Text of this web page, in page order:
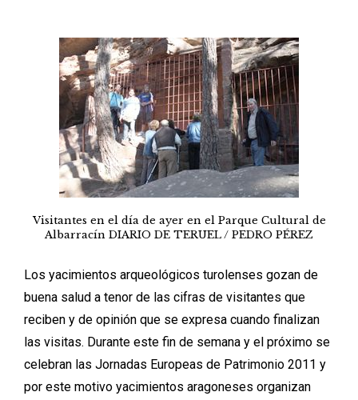
Visitantes en el día de ayer en el Parque Cultural de
Albarracín DIARIO DE TERUEL / PEDRO PÉREZ
Los yacimientos arqueológicos turolenses gozan de
buena salud a tenor de las cifras de visitantes que
reciben y de opinión que se expresa cuando finalizan
las visitas. Durante este fin de semana y el próximo se
celebran las Jornadas Europeas de Patrimonio 2011 y
por este motivo yacimientos aragoneses organizan